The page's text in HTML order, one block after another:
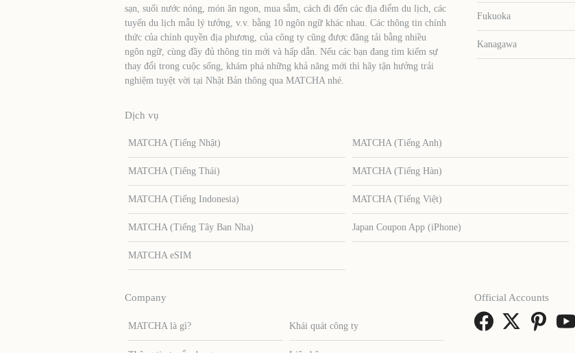
sạn, suối nước nóng, món ăn ngon, mua sắm, cách đi đến các địa điểm du lịch, các
tuyến du lịch mẫu lý tưởng, v.v. bằng 10 ngôn ngữ khác nhau. Các thông tin chính
thức của chính quyền địa phương, của công ty cũng được đăng tải bằng nhiều
ngôn ngữ, cùng đầy đủ thông tin mới và hấp dẫn. Nếu các bạn đang tìm kiếm sự
thay đổi trong cuộc sống, khám phá những khả năng mới thì hãy tận hưởng trải
nghiệm tuyệt vời tại Nhật Bản thông qua MATCHA nhé.
Fukuoka
Kanagawa
Dịch vụ
MATCHA (Tiếng Nhật) MATCHA (Tiếng Anh)
MATCHA (Tiếng Thái) MATCHA (Tiếng Hàn)
MATCHA (Tiếng Indonesia) MATCHA (Tiếng Việt)
MATCHA (Tiếng Tây Ban Nha) Japan Coupon App (iPhone)
MATCHA eSIM
Company
MATCHA là gì? Khái quát công ty
Official Accounts